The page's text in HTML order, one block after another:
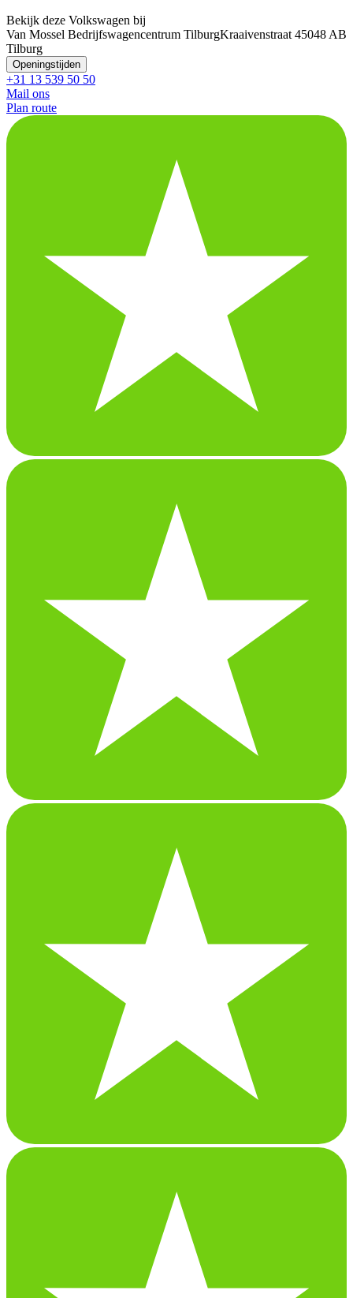
Bekijk deze Volkswagen bij
Van Mossel Bedrijfswagencentrum TilburgKraaivenstraat 45048 AB
Tilburg
Openingstijden
+31 13 539 50 50
Mail ons
Plan route